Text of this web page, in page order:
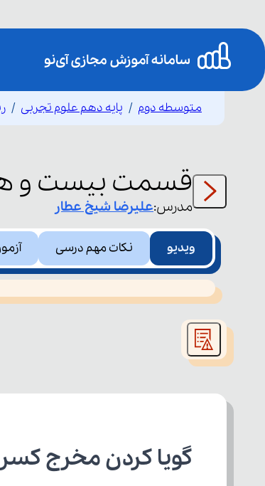
متوسطه دوم پایه دهم علوم تجربی
قسمت بیست و
مدرس:علیرضاشیخ عطار
ویدیو نکات مهم درسی
This
is
window.
گویا کردن مخرج